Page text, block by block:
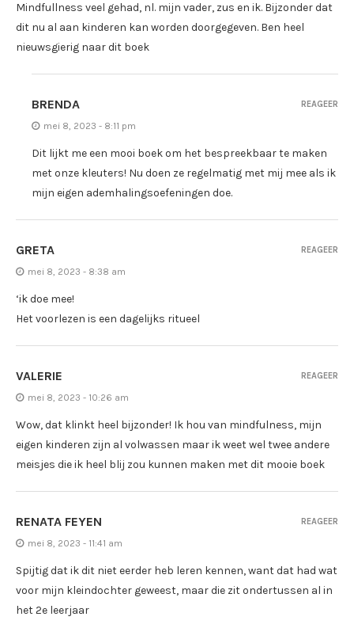
Mindfullness veel gehad, nl. mijn vader, zus en ik. Bijzonder dat
dit nu al aan kinderen kan worden doorgegeven. Ben heel
nieuwsgierig naar dit boek
BRENDA
mei 8, 2023 - 8:11 pm
Dit lijkt me een mooi boek om het bespreekbaar te maken
met onze kleuters! Nu doen ze regelmatig met mij mee als ik
mijn eigen ademhalingsoefeningen doe.
REAGEER
GRETA
mei 8, 2023 - 8:38 am
‘ik doe mee!
Het voorlezen is een dagelijks ritueel
REAGEER
VALERIE
mei 8, 2023 - 10:26 am
Wow, dat klinkt heel bijzonder! Ik hou van mindfulness, mijn
eigen kinderen zijn al volwassen maar ik weet wel twee andere
meisjes die ik heel blij zou kunnen maken met dit mooie boek
REAGEER
RENATA FEYEN
mei 8, 2023 - 11:41 am
Spijtig dat ik dit niet eerder heb leren kennen, want dat had wat
voor mijn kleindochter geweest, maar die zit ondertussen al in
het 2e leerjaar
REAGEER